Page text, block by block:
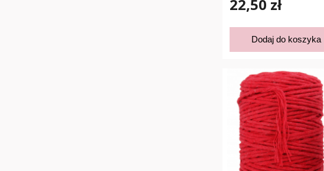
22,50 zł
Dodaj do koszyka